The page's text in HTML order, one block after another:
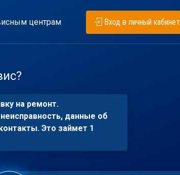
центрам Вход в личный кабинет
на ремонт.
данные об
Это займет 1